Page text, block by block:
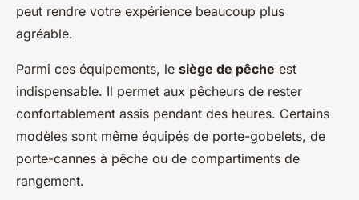
peut rendre votre expérience beaucoup plus
agréable.
Parmi ces équipements, le siège de pêche est
indispensable. Il permet aux pêcheurs de rester
confortablement assis pendant des heures. Certains
modèles sont même équipés de porte-gobelets, de
porte-cannes à pêche ou de compartiments de
rangement.